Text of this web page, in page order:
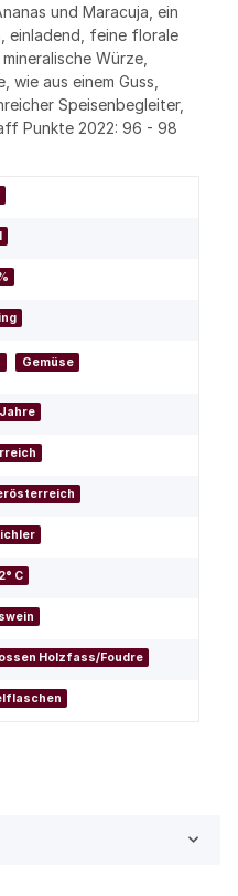
und Maracuja, ein
einladend, feine florale
Würze,
aus einem Guss,
Speisenbegleiter,
Punkte 2022: 96 - 98
Gemüse
Jahre
C
Holzfass/Foudre